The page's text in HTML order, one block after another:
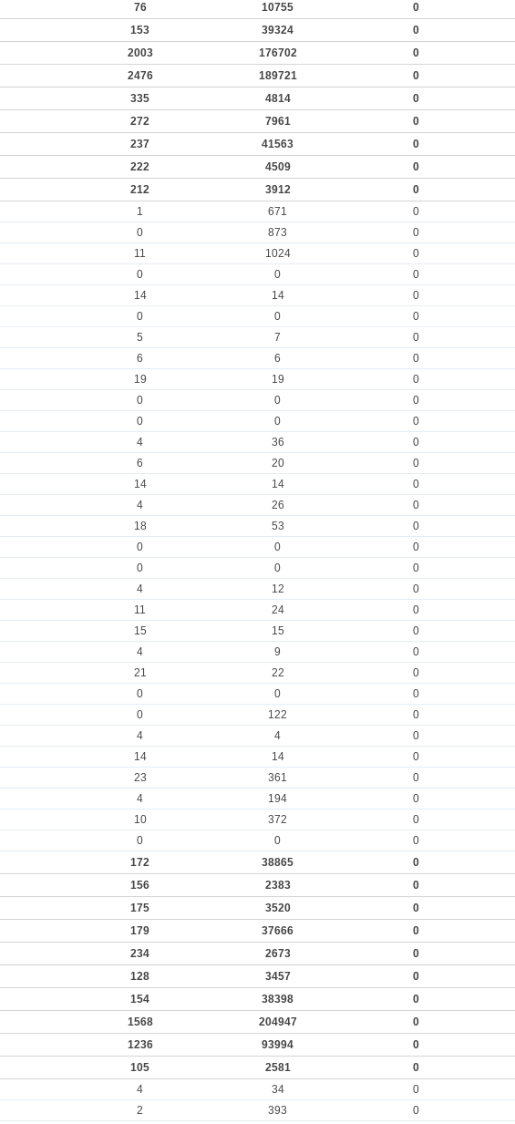
76 10755 0
153 39324 0
2003 176702 0
2476 189721 0
335 4814 0
272 7961 0
237 41563 0
222 4509 0
212 3912 0
1 671 0
0 873 0
11 1024 0
0 0 0
14 14 0
0 0 0
5 7 0
6 6 0
19 19 0
0 0 0
0 0 0
4 36 0
6 20 0
14 14 0
4 26 0
18 53 0
0 0 0
0 0 0
4 12 0
11 24 0
15 15 0
4 9 0
21 22 0
0 0 0
0 122 0
4 4 0
14 14 0
23 361 0
4 194 0
10 372 0
0 0 0
172 38865 0
156 2383 0
175 3520 0
179 37666 0
234 2673 0
128 3457 0
154 38398 0
1568 204947 0
1236 93994 0
105 2581 0
4 34 0
2 393 0